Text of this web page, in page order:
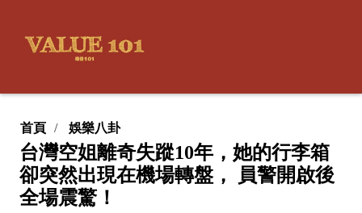
首頁 娛樂八卦
台灣空姐離奇失蹤10年，她的行李箱
卻突然出現在機場轉盤， 員警開啟後
全場震驚！